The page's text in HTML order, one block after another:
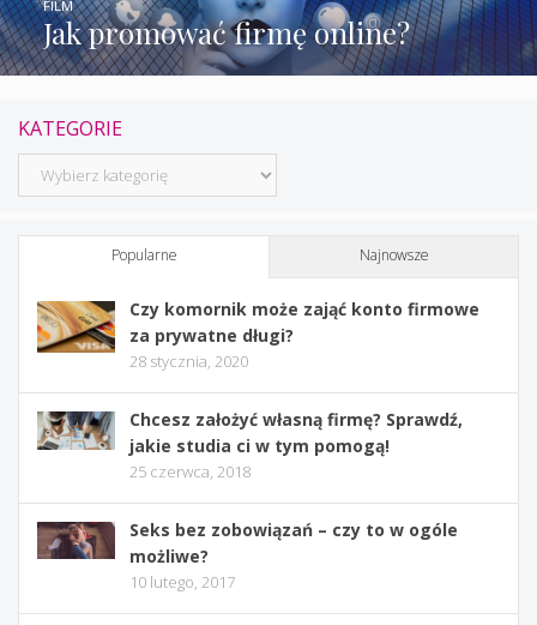
Jak promować firmę online?
FILM
KATEGORIE
Kategorie
Popularne Najnowsze
Czy komornik może zająć konto firmowe
za prywatne długi?
28 stycznia, 2020
Chcesz założyć własną firmę? Sprawdź,
jakie studia ci w tym pomogą!
25 czerwca, 2018
Seks bez zobowiązań – czy to w ogóle
możliwe?
10 lutego, 2017